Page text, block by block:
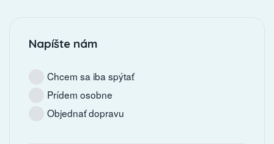
Napíšte nám
Chcem sa iba spýtať
Prídem osobne
Objednať dopravu